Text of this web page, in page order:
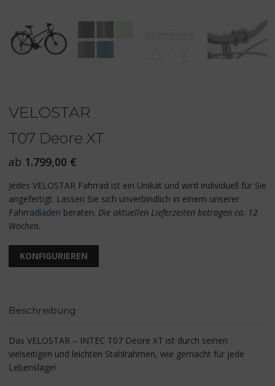
VELOSTAR
T07 Deore XT
ab 1.799,00 €
Jedes VELOSTAR Fahrrad ist ein Unikat und wird individuell für Sie
angefertigt. Lassen Sie sich unverbindlich in einem unserer
Fahrradläden beraten. Die aktuellen Lieferzeiten betragen ca. 12
Wochen.
KONFIGURIEREN
Beschreibung
Das VELOSTAR – INTEC T07 Deore XT ist durch seinen
vielseitigen und leichten Stahlrahmen, wie gemacht für jede
Lebenslage!